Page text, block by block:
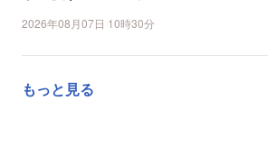
2026年08月07日 10時30分
もっと見る